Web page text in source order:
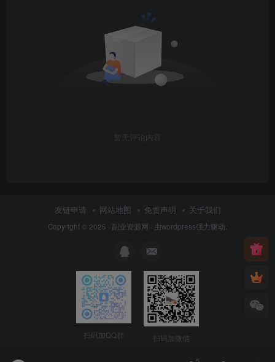
暂无评论内容
友链申请 网站地图 免责声明 关于我们
Copyright © 2025 · 副业资源网 · 由wordpress强力驱动.
扫码加QQ群 扫码加微信